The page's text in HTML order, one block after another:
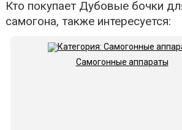
Кто покупает Дубовые бочки
самогона, также интересуется:
Самогонные аппараты